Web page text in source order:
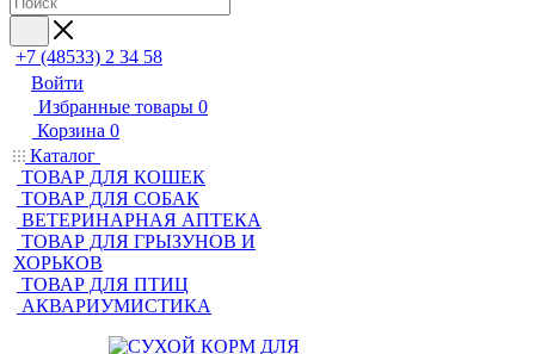
+7 (48533) 2 34 58
Войти
Избранные товары 0
Корзина 0
Каталог
ТОВАР ДЛЯ КОШЕК
ТОВАР ДЛЯ СОБАК
ВЕТЕРИНАРНАЯ АПТЕКА
ТОВАР ДЛЯ ГРЫЗУНОВ И
ХОРЬКОВ
ТОВАР ДЛЯ ПТИЦ
АКВАРИУМИСТИКА